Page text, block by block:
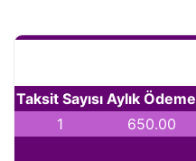
Taksit Sayısı Aylık Ödeme
1
650.00